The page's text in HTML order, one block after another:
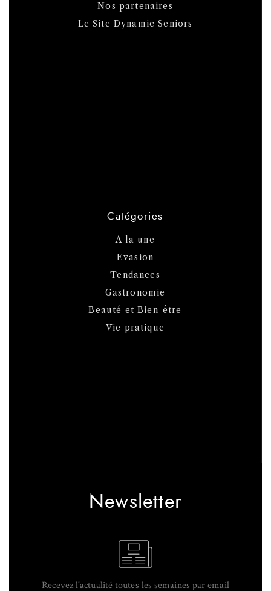
Nos partenaires
Le Site Dynamic Seniors
Catégories
A la une
Evasion
Tendances
Gastronomie
Beauté et Bien-être
Vie pratique
Newsletter
Recevez l'actualité toutes les semaines par email